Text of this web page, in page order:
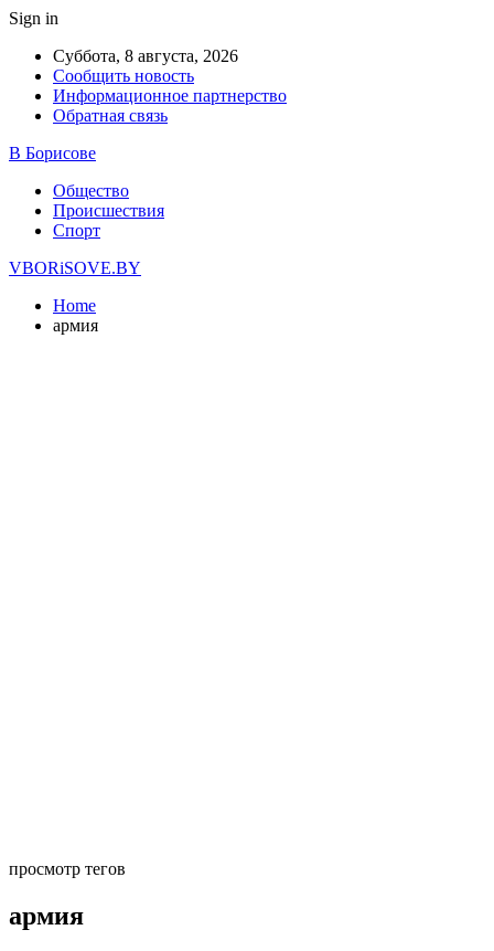
Sign in
Суббота, 8 августа, 2026
Сообщить новость
Информационное партнерство
Обратная связь
В Борисове
Общество
Происшествия
Спорт
VBORiSOVE.BY
Home
армия
просмотр тегов
армия